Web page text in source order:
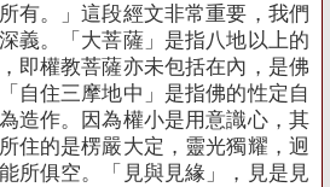
有。」這段經文非常重要，我們
義。「大菩薩」是指八地以上的
即權教菩薩亦未包括在內，是佛
自住三摩地中」是指佛的性定自
造作。因為權小是用意識心，其
住的是楞嚴大定，靈光獨耀，迥
所俱空。「見與見緣」，見是見